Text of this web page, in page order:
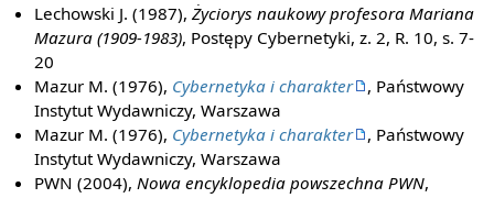
Lechowski J. (1987),Życiorys naukowy profesora Mariana
Mazura (1909-1983), Postępy Cybernetyki, z. 2, R. 10, s. 7-
20
Mazur M. (1976), Cybernetyka i charakter
, Państwowy
Instytut Wydawniczy, Warszawa
Mazur M. (1976), Cybernetyka i charakter
, Państwowy
Instytut Wydawniczy, Warszawa
PWN (2004), Nowa encyklopedia powszechna PWN,